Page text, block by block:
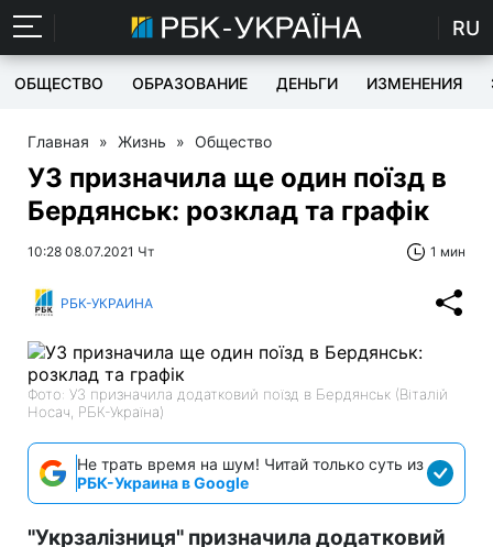
RU
ОБЩЕСТВО ОБРАЗОВАНИЕ ДЕНЬГИ ИЗМЕНЕНИЯ
Главная » Жизнь » Общество
УЗ призначила ще один поїзд в
Бердянськ: розклад та графік
10:28 08.07.2021 Чт 1 мин
РБК-УКРАИНА
Фото: УЗ призначила додатковий поїзд в Бердянськ (Віталій
Носач, РБК-Україна)
Не трать время на шум! Читай только суть из
РБК-Украина в Google
"Укрзалізниця" призначила додатковий